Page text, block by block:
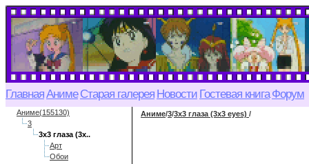
ГлавнаяАниме Старая галерея Новости Гостевая книга Форум
Аниме(155130)
3
3x3 глаза (3x..
Арт
Обои
Аниме/3/3x3 глаза (3x3 eyes) /